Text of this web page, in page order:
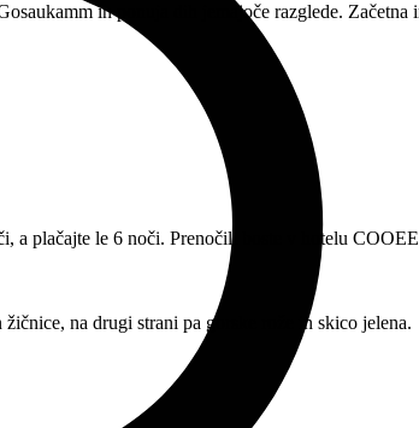
in ponuja dih jemajoče razglede. Začetna
a plačajte le 6 noči. Prenočili boste v hotelu